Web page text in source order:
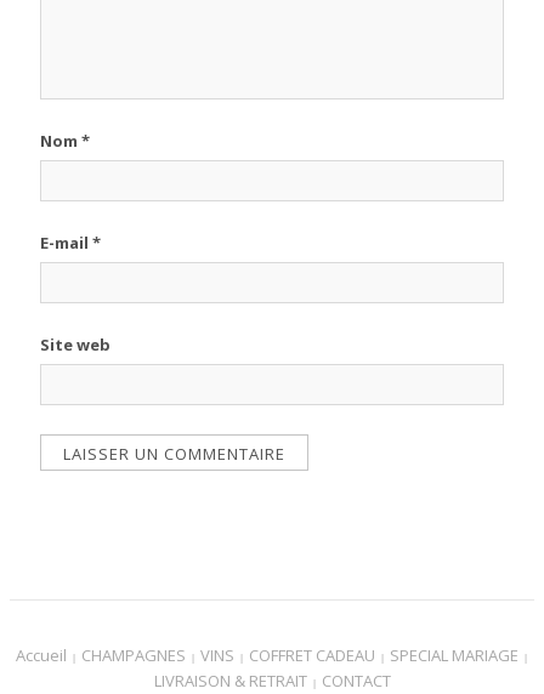
Nom*
E-mail*
Site web
Accueil CHAMPAGNES VINS COFFRET CADEAU
SPECIAL MARIAGE
LIVRAISON & RETRAIT
CONTACT